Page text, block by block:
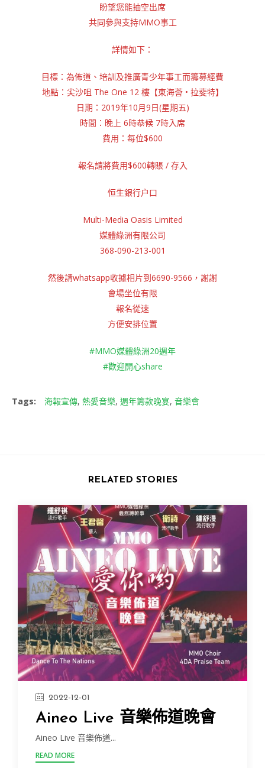
盼望您能抽空出席
共同參與支持MMO事工
詳情如下：
目標：為佈道、培訓及推廣青少年事工而籌募經費
地點：尖沙咀 The One 12 樓【東海薈 • 拉斐特】
日期：2019年10月9日(星期五)
時間：晚上 6時恭候 7時入席
費用：每位$600
報名請將費用$600轉賬 / 存入
恒生銀行户口
Multi-Media Oasis Limited
媒體綠洲有限公司
368-090-213-001
然後請whatsapp收據相片到6690-9566，謝謝
會場坐位有限
報名從速
方便安排位置
#MMO媒體綠洲20週年
#歡迎開心share
Tags: 海報宣傳, 熱愛音樂, 週年籌款晚宴, 音樂會
RELATED STORIES
2022-12-01
Aineo Live 音樂佈道晚會
Aineo Live 音樂佈道...
READ MORE